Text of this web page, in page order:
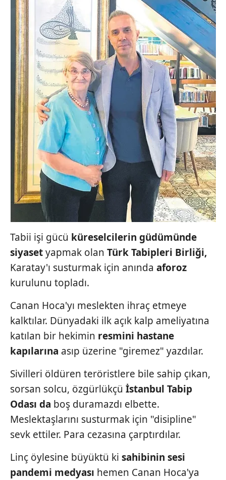
Sitemizde kendimize ve üçüncü kişilere ait çerezler
kullanılmaktadır. Bu çerezler vasıtasıyla çeşitli kişisel
verileriniz işlenmekte olup gerekli olan çerezler bilgi
toplumu hizmetlerinin sunulması amacıyla
kullanılmaktadır. Diğer çerezler, sitemizin daha işlevsel
kılınması ve kişiselleştirilmesi ve sizlere yönelik
reklam/pazarlama faaliyetlerinin yapılması, amaçlarıyla
sınırlı olarak açık rızanız dahilinde kullanılacaktır.
Çerezlere ilişkin tercihlerinizi aşağıda yer alan panel
vasıtasıyla belirleyebilirsiniz. Çerezlere ilişkin detaylı bilgi
için Ayarlar butonuna tıklayabilir,
Çerez Bilgilendirme
Metnimizi ziyaret edebilirsiniz.
6698 sayılı Kişisel Verilerin Korunması Kanunu uyarınca
hazırlanmış Aydınlatma Metnimizi okumak ve sitemizde
ilgili mevzuata uygun olarak kullanılan çerezlerle ilgili bilgi
almak için lütfentıklayınız.
Tabii işi gücü küreselcilerin güdümünde
siyasetyapmak olan Türk Tabipleri Birliği,
Karatay'ı susturmak için anında aforoz
kurulunu topladı.
Canan Hoca'yı meslekten ihraç etmeye
kalktılar. Dünyadaki ilk açık kalp ameliyatına
katılan bir hekimin resmini hastane
kapılarına asıp üzerine "giremez" yazdılar.
Sivilleri öldüren teröristlere bile sahip çıkan,
sorsan solcu, özgürlükçü İstanbul Tabip
Odası da boş duramazdı elbette.
Meslektaşlarını susturmak için "disipline"
sevk ettiler. Para cezasına çarptırdılar.
Linç öylesine büyüktü ki sahibinin sesi
pandemi medyası hemen Canan Hoca'ya